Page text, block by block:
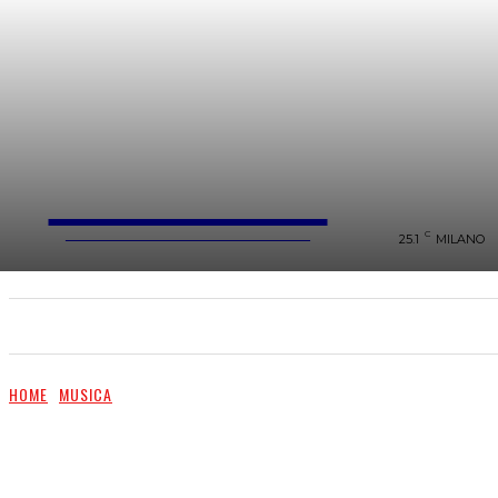
FareMusic
25.1 C MILANO
HOME MUSICA